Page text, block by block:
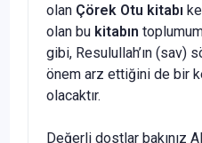
olan Çörek Otu kitabı
olan bu kitabın
gibi, Resulullah’ın (sav)
önem arz ettiğini de bir
olacaktır.
Değerli dostlar bakınız